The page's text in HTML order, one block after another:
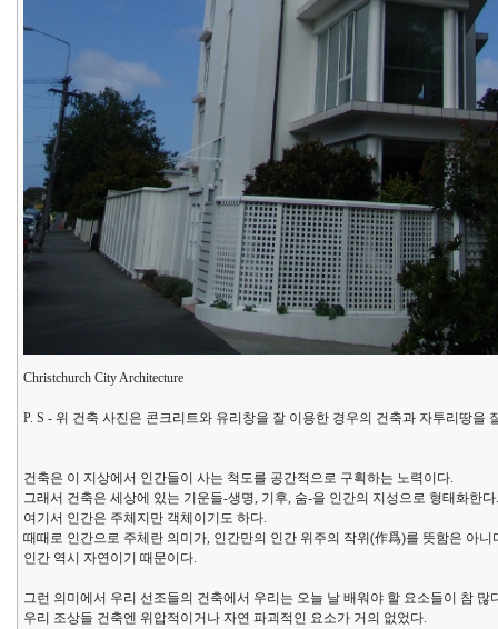
Christchurch City Architecture
P. S - 위 건축 사진은 콘크리트와 유리창을 잘 이용한 경우의 건축과 자투리땅
건축은 이 지상에서 인간들이 사는 척도를 공간적으로 구획하는 노력이다.
그래서 건축은 세상에 있는 기운들-생명, 기후, 숨-을 인간의 지성으로 형태화한다.
여기서 인간은 주체지만 객체이기도 하다.
때때로 인간으로 주체란 의미가, 인간만의 인간 위주의 작위(作爲)를 뜻함은 아니
인간 역시 자연이기 때문이다.
그런 의미에서 우리 선조들의 건축에서 우리는 오늘 날 배워야 할 요소들이 참 많
우리 조상들 건축엔 위압적이거나 자연 파괴적인 요소가 거의 없었다.